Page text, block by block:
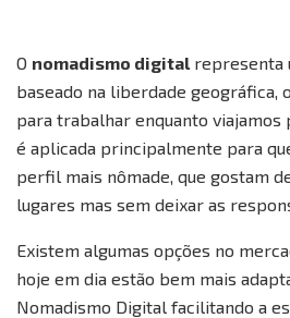
O nomadismo digital representa
baseado na liberdade geográfica,
para trabalhar enquanto viajamos
é aplicada principalmente para
perfil mais nômade, que gostam
lugares mas sem deixar as
Existem algumas opções no
hoje em dia estão bem mais
Nomadismo Digital facilitando a